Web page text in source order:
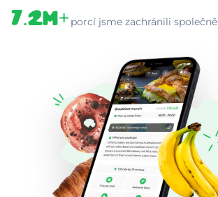
7.2M+porcí jsme zachránili společně